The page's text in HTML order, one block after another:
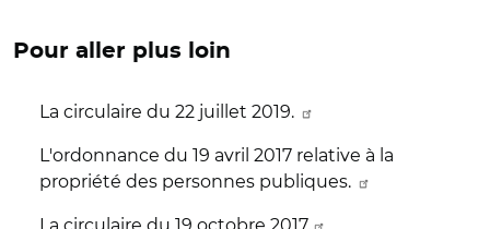
Pour aller plus loin
La circulaire du 22 juillet 2019.
L'ordonnance du 19 avril 2017 relative à la
propriété des personnes publiques.
La circulaire du 19 octobre 2017.